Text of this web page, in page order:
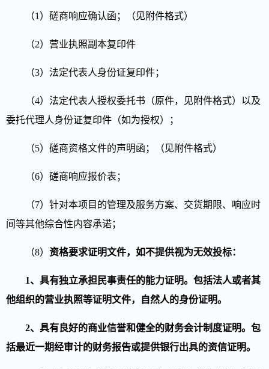
（1）磋商响应确认函；（见附件格式）
（2）营业执照副本复印件
（3）法定代表人身份证复印件；
（4）法定代表人授权委托书（原件，见附件格式）以及
委托代理人身份证复印件（如为授权）；
（5）磋商资格文件的声明函；（见附件格式）
（6）磋商响应报价表；
（7）针对本项目的管理及服务方案、 交货期限、响应时
间等其他综合性内容承诺；
（8） 资格要求证明文件，如不提供视为无效投标：
1、 具有独立承担民事责任的能力证明。包括法人或者其
他组织的营业执照等证明文件，自然人的身份证明。
2、 具有良好的商业信誉和健全的财务会计制度证明。包
括最近一期经审计的财务报告或提供银行出具的资信证明。